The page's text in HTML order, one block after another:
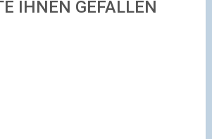
IHNEN GEFALLEN